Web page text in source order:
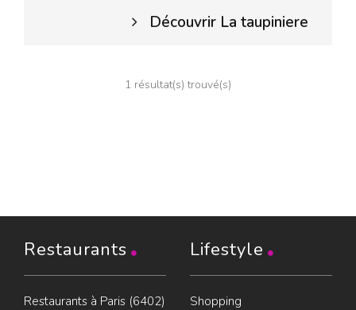
Découvrir La taupiniere
1 résultat(s) trouvé(s)
Restaurants
Restaurants à Paris (6402)
Lifestyle
Shopping